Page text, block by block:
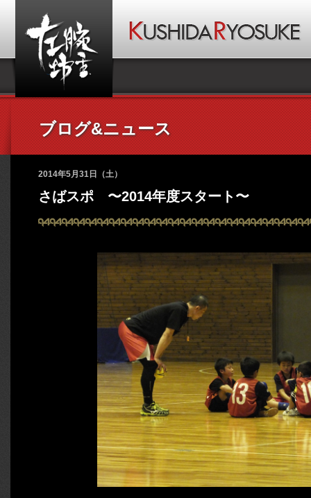
ブログ&ニュース
2014年5月31日（土）
さばスポ 〜2014年度スタート〜